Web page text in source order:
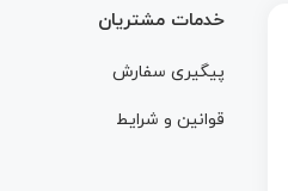
خدمات مشتریان
پیگیری سفارش
قوانین و شرایط